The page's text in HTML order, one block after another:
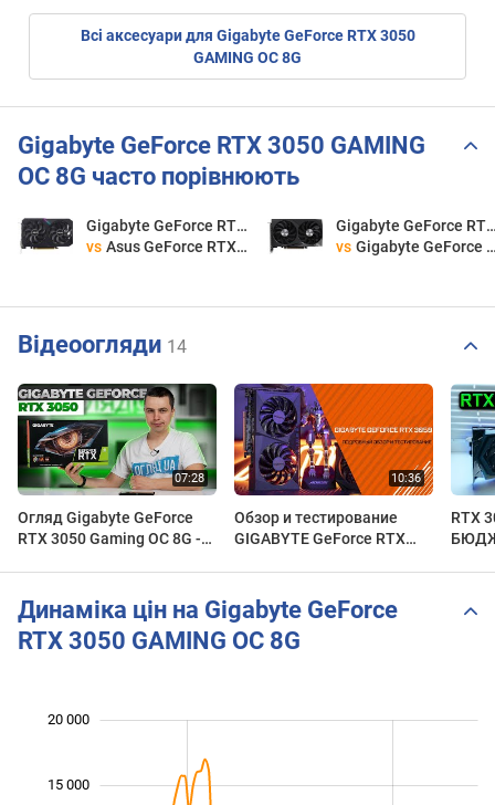
Всі аксесуари для Gigabyte GeForce RTX 3050
GAMING OC 8G
Gigabyte GeForce RTX 3050 GAMING
OC 8G часто порівнюють
Gigabyte GeForce RTX 3050 GAMING OC 8G
vs Asus GeForce RTX 3050 Dual V2 OC 8GB
Gigabyte GeForce RTX
vs Gigabyte GeForce RTX 3060 WINDFORCE OC 12G LHR
Відеоогляди 14
Огляд Gigabyte GeForce
RTX 3050 Gaming OC 8G -
Обзор и тестирование
GIGABYTE GeForce RTX
RTX
Динаміка цін на Gigabyte GeForce
RTX 3050 GAMING OC 8G
20 000
15 000